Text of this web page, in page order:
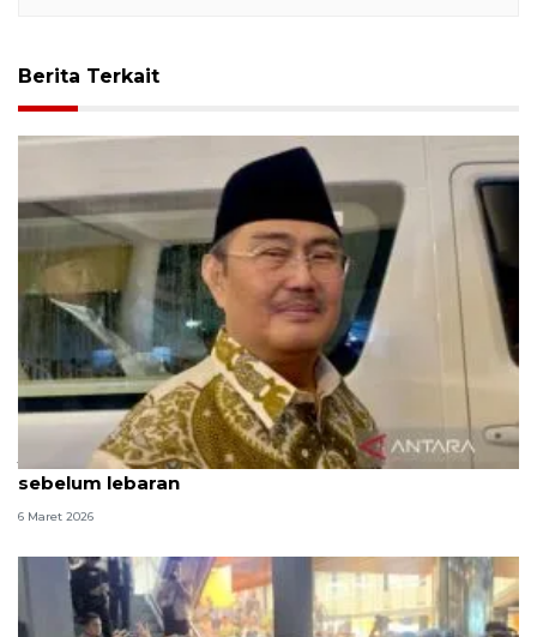
Berita Terkait
Jimly: Komite Reformasi Polri bertemu Presiden
sebelum lebaran
6 Maret 2026